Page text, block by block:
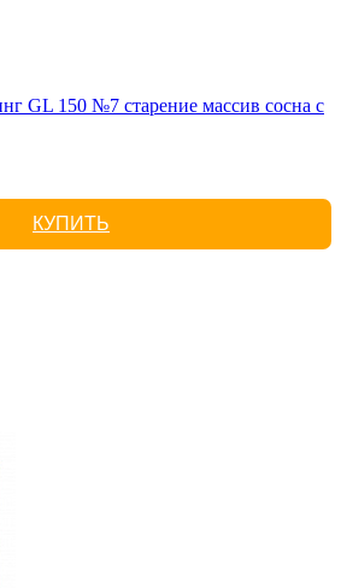
GL 150 №7 старение массив сосна с
КУПИТЬ